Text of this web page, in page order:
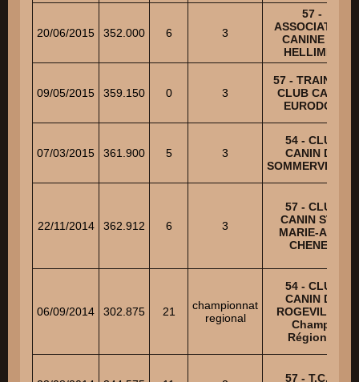
20/06/2015 352.000 6 3
57 -
ASSOCIATION
CANINE DE
HELLIMER
09/05/2015 359.150 0 3
57 - TRAINING
CLUB CANIN
EURODOG
07/03/2015 361.900 5 3
54 - CLUB
CANIN DE
SOMMERVILLER
22/11/2014 362.912 6 3
57 - CLUB
CANIN STE-
MARIE-AUX-
CHENES
06/09/2014 302.875 21
championnat
regional
54 - CLUB
CANIN DE
ROGEVILLE -
Champ.
Régional
57 - T.C.C.